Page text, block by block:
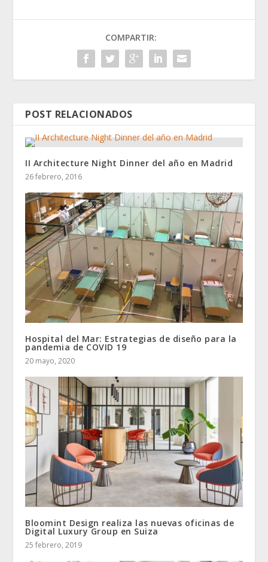
COMPARTIR:
POST RELACIONADOS
II Architecture Night Dinner del año en Madrid
26 febrero, 2016
Hospital del Mar: Estrategias de diseño para la
pandemia de COVID 19
20 mayo, 2020
Bloomint Design realiza las nuevas oficinas de
Digital Luxury Group en Suiza
25 febrero, 2019